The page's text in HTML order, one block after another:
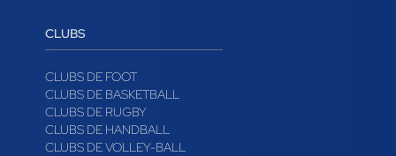
CLUBS
CLUBS DE FOOT
CLUBS DE BASKETBALL
CLUBS DE RUGBY
CLUBS DE HANDBALL
CLUBS DE VOLLEY-BALL